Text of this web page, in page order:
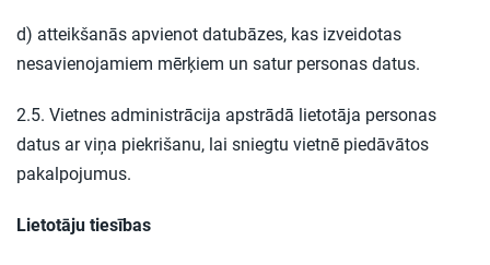
d) atteikšanās apvienot datubāzes, kas izveidotas
nesavienojamiem mērķiem un satur personas datus.
2.5. Vietnes administrācija apstrādā lietotāja personas
datus ar viņa piekrišanu, lai sniegtu vietnē piedāvātos
pakalpojumus.
Lietotāju tiesības